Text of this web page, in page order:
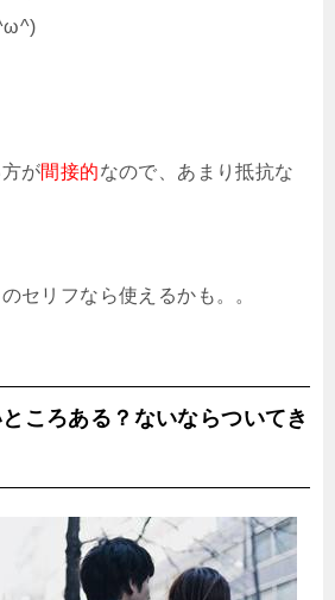
が間接的なので、あまり抵抗な
セリフなら使えるかも。。
ころある？ないならついてき